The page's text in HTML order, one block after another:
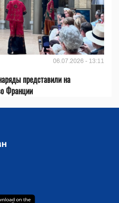
06.07.2026 - 13:11
представили на
Франции